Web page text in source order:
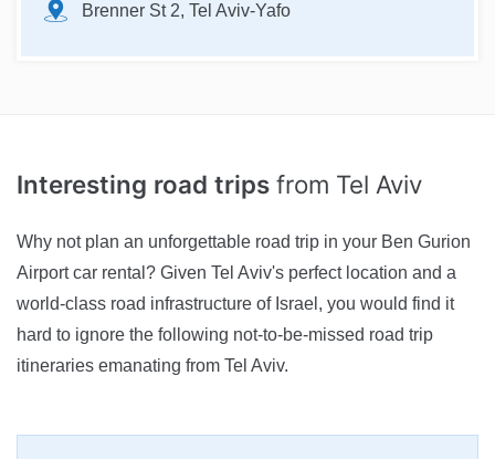
Brenner St 2, Tel Aviv-Yafo
Interesting road trips from Tel Aviv
Why not plan an unforgettable road trip in your Ben Gurion
Airport car rental? Given Tel Aviv's perfect location and a
world-class road infrastructure of Israel, you would find it
hard to ignore the following not-to-be-missed road trip
itineraries emanating from Tel Aviv.